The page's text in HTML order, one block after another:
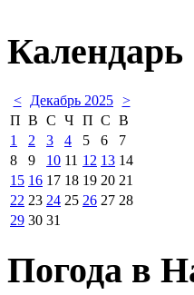
Календарь
< Декабрь 2025 >
П В С Ч П С В
1
2 3 4 5 6
7
8
9 10 11 12 13 14
15 16 17 18 19 20 21
22 23 24 25 26 27 28
29 30 31
Погода в